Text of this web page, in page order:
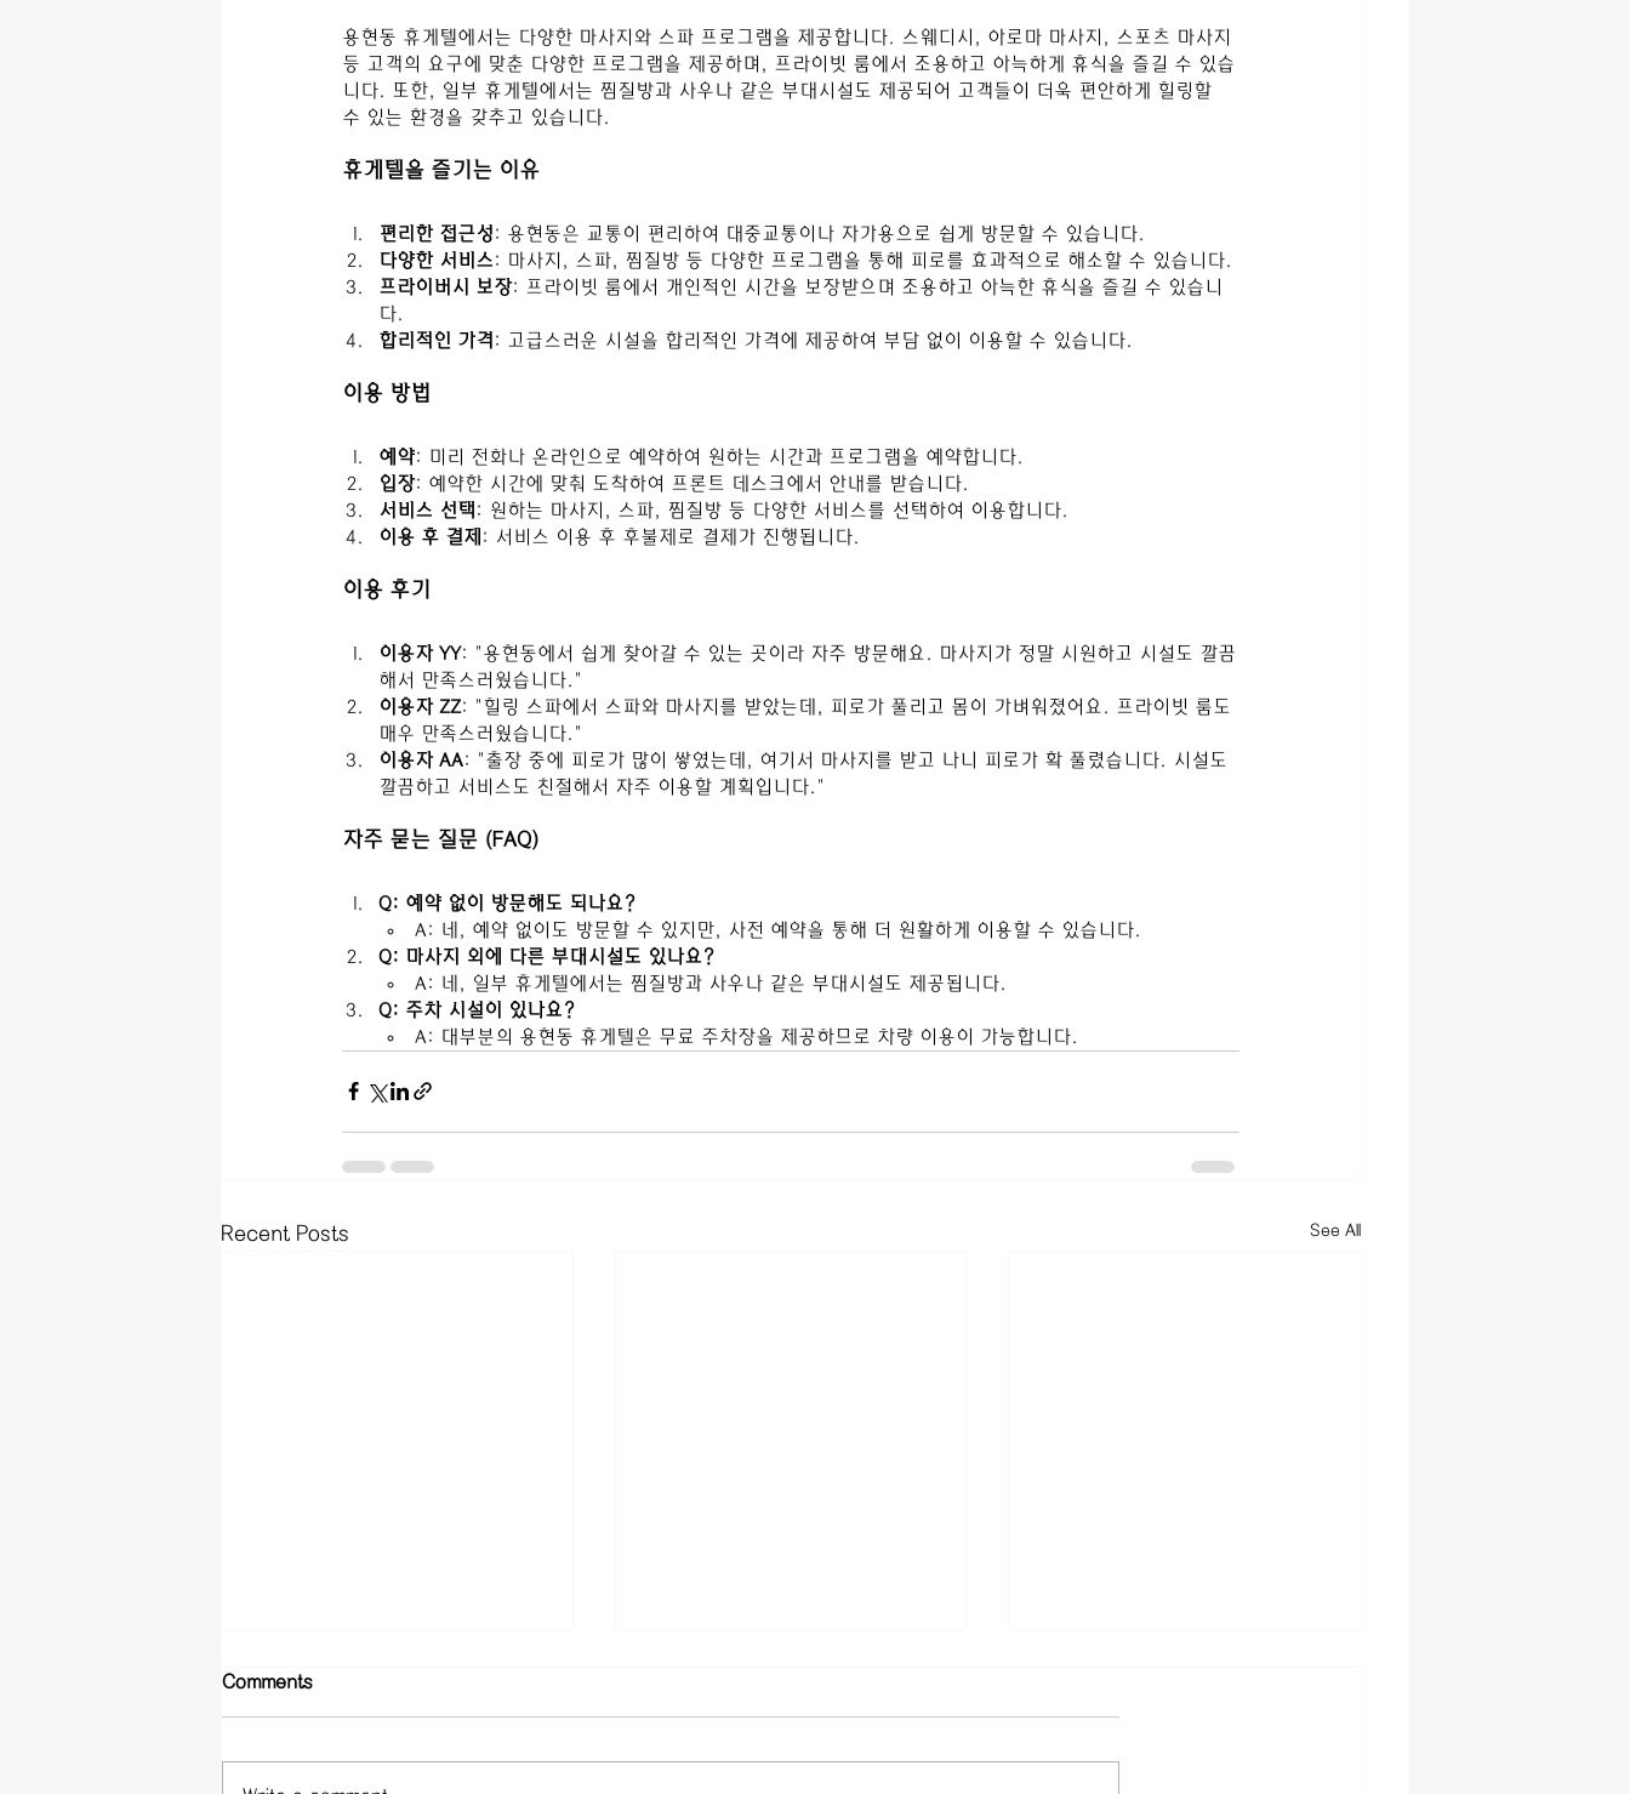
용현동 휴게텔에서는 다양한 마사지와 스파 프로그램을 제공합니다. 스웨디시, 아로마 마사지, 스포츠 마사지
등 고객의 요구에 맞춘 다양한 프로그램을 제공하며, 프라이빗 룸에서 조용하고 아늑하게 휴식을 즐길 수 있습
니다. 또한, 일부 휴게텔에서는 찜질방과 사우나 같은 부대시설도 제공되어 고객들이 더욱 편안하게 힐링할
수 있는 환경을 갖추고 있습니다.
휴게텔을 즐기는 이유
편리한 접근성: 용현동은 교통이 편리하여 대중교통이나 자가용으로 쉽게 방문할 수 있습니다.
다양한 서비스: 마사지, 스파, 찜질방 등 다양한 프로그램을 통해 피로를 효과적으로 해소할 수 있습니다.
프라이버시 보장: 프라이빗 룸에서 개인적인 시간을 보장받으며 조용하고 아늑한 휴식을 즐길 수 있습니
다.
합리적인 가격 : 고급스러운 시설을 합리적인 가격에 제공하여 부담 없이 이용할 수 있습니다.
이용 방법
예약: 미리 전화나 온라인으로 예약하여 원하는 시간과 프로그램을 예약합니다.
입장: 예약한 시간에 맞춰 도착하여 프론트 데스크에서 안내를 받습니다.
서비스 선택 : 원하는 마사지, 스파, 찜질방 등 다양한 서비스를 선택하여 이용합니다.
이용 후 결제 : 서비스 이용 후 후불제로 결제가 진행됩니다.
이용 후기
이용자 YY: "용현동에서 쉽게 찾아갈 수 있는 곳이라 자주 방문해요. 마사지가 정말 시원하고 시설도 깔끔
해서 만족스러웠습니다."
이용자 ZZ: "힐링 스파에서 스파와 마사지를 받았는데, 피로가 풀리고 몸이 가벼워졌어요. 프라이빗 룸도
매우 만족스러웠습니다."
이용자 AA: "출장 중에 피로가 많이 쌓였는데, 여기서 마사지를 받고 나니 피로가 확 풀렸습니다. 시설도
깔끔하고 서비스도 친절해서 자주 이용할 계획입니다."
자주 묻는 질문 (FAQ)
Q: 예약 없이 방문해도 되나요?
A: 네, 예약 없이도 방문할 수 있지만, 사전 예약을 통해 더 원활하게 이용할 수 있습니다.
Q: 마사지 외에 다른 부대시설도 있나요?
A: 네, 일부 휴게텔에서는 찜질방과 사우나 같은 부대시설도 제공됩니다.
Q: 주차 시설이 있나요?
A: 대부분의 용현동 휴게텔은 무료 주차장을 제공하므로 차량 이용이 가능합니다.
Recent Posts See All
Comments